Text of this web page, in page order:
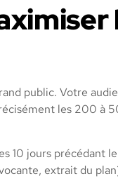
public. Votre
les 200 à
10 jours précédant
extrait du